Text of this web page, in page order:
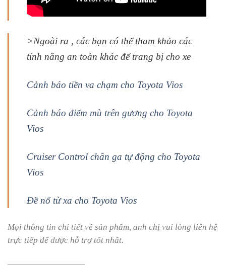
>Ngoài ra , các bạn có thể tham khảo các
tính năng an toàn khác để trang bị cho xe
Cảnh báo tiền va chạm cho Toyota Vios
Cảnh báo điểm mù trên gương cho Toyota
Vios
Cruiser Control chân ga tự động cho Toyota
Vios
Đề nổ từ xa cho Toyota Vios
Mọi thông tin chi tiết về sản phẩm, anh chị vui lòng liên hệ
trực tiếp để được hỗ trợ tốt nhất.
—————————